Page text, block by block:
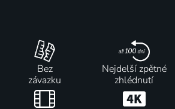
Bez
závazku
Nejdelší zpětné
zhlédnutí